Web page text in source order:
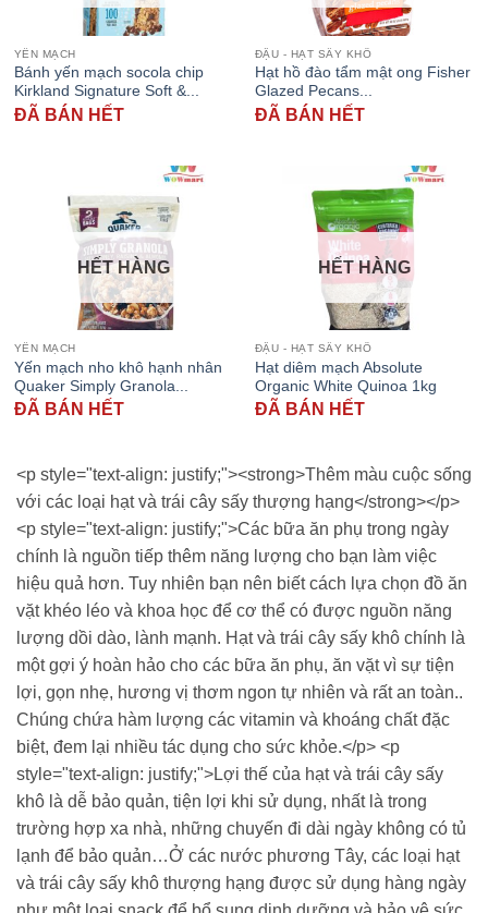
YẾN MẠCH
Bánh yến mạch socola chip
Kirkland Signature Soft &...
ĐÃ BÁN HẾT
ĐẬU - HẠT SẤY KHÔ
Hạt hồ đào tẩm mật ong Fisher
Glazed Pecans...
ĐÃ BÁN HẾT
HẾT HÀNG
YẾN MẠCH
Yến mạch nho khô hạnh nhân
Quaker Simply Granola...
ĐÃ BÁN HẾT
HẾT HÀNG
ĐẬU - HẠT SẤY KHÔ
Hạt diêm mạch Absolute
Organic White Quinoa 1kg
ĐÃ BÁN HẾT
<p style="text-align: justify;"><strong>Thêm màu cuộc sống
với các loại hạt và trái cây sấy thượng hạng</strong></p>
<p style="text-align: justify;">Các bữa ăn phụ trong ngày
chính là nguồn tiếp thêm năng lượng cho bạn làm việc
hiệu quả hơn. Tuy nhiên bạn nên biết cách lựa chọn đồ ăn
vặt khéo léo và khoa học để cơ thể có được nguồn năng
lượng dồi dào, lành mạnh. Hạt và trái cây sấy khô chính là
một gợi ý hoàn hảo cho các bữa ăn phụ, ăn vặt vì sự tiện
lợi, gọn nhẹ, hương vị thơm ngon tự nhiên và rất an toàn..
Chúng chứa hàm lượng các vitamin và khoáng chất đặc
biệt, đem lại nhiều tác dụng cho sức khỏe.</p> <p
style="text-align: justify;">Lợi thế của hạt và trái cây sấy
khô là dễ bảo quản, tiện lợi khi sử dụng, nhất là trong
trường hợp xa nhà, những chuyến đi dài ngày không có tủ
lạnh để bảo quản…Ở các nước phương Tây, các loại hạt
và trái cây sấy khô thượng hạng được sử dụng hàng ngày